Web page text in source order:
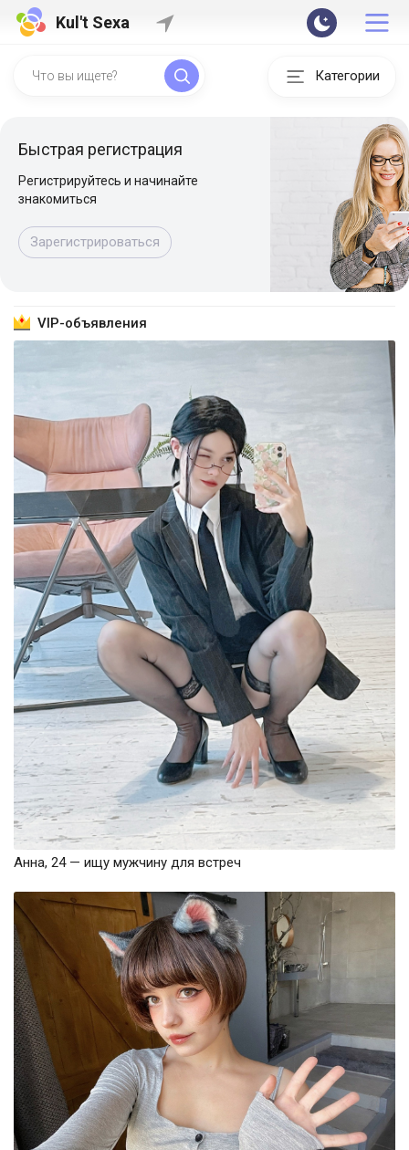
Kul't Sexa
Категории
Быстрая регистрация
Регистрируйтесь и начинайте
знакомиться
Зарегистрироваться
VIP-объявления
Анна, 24 — ищу мужчину для встреч